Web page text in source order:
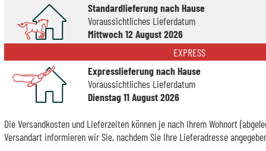
Standardlieferung nach Hause
Voraussichtliches Lieferdatum
Mittwoch 12 August 2026
EXPRESS
Expresslieferung nach Hause
Voraussichtliches Lieferdatum
Dienstag 11 August 2026
Die Versandkosten und Lieferzeiten können je nach Ihrem Wohnort
Versandart informieren wir Sie, nachdem Sie Ihre Lieferadresse